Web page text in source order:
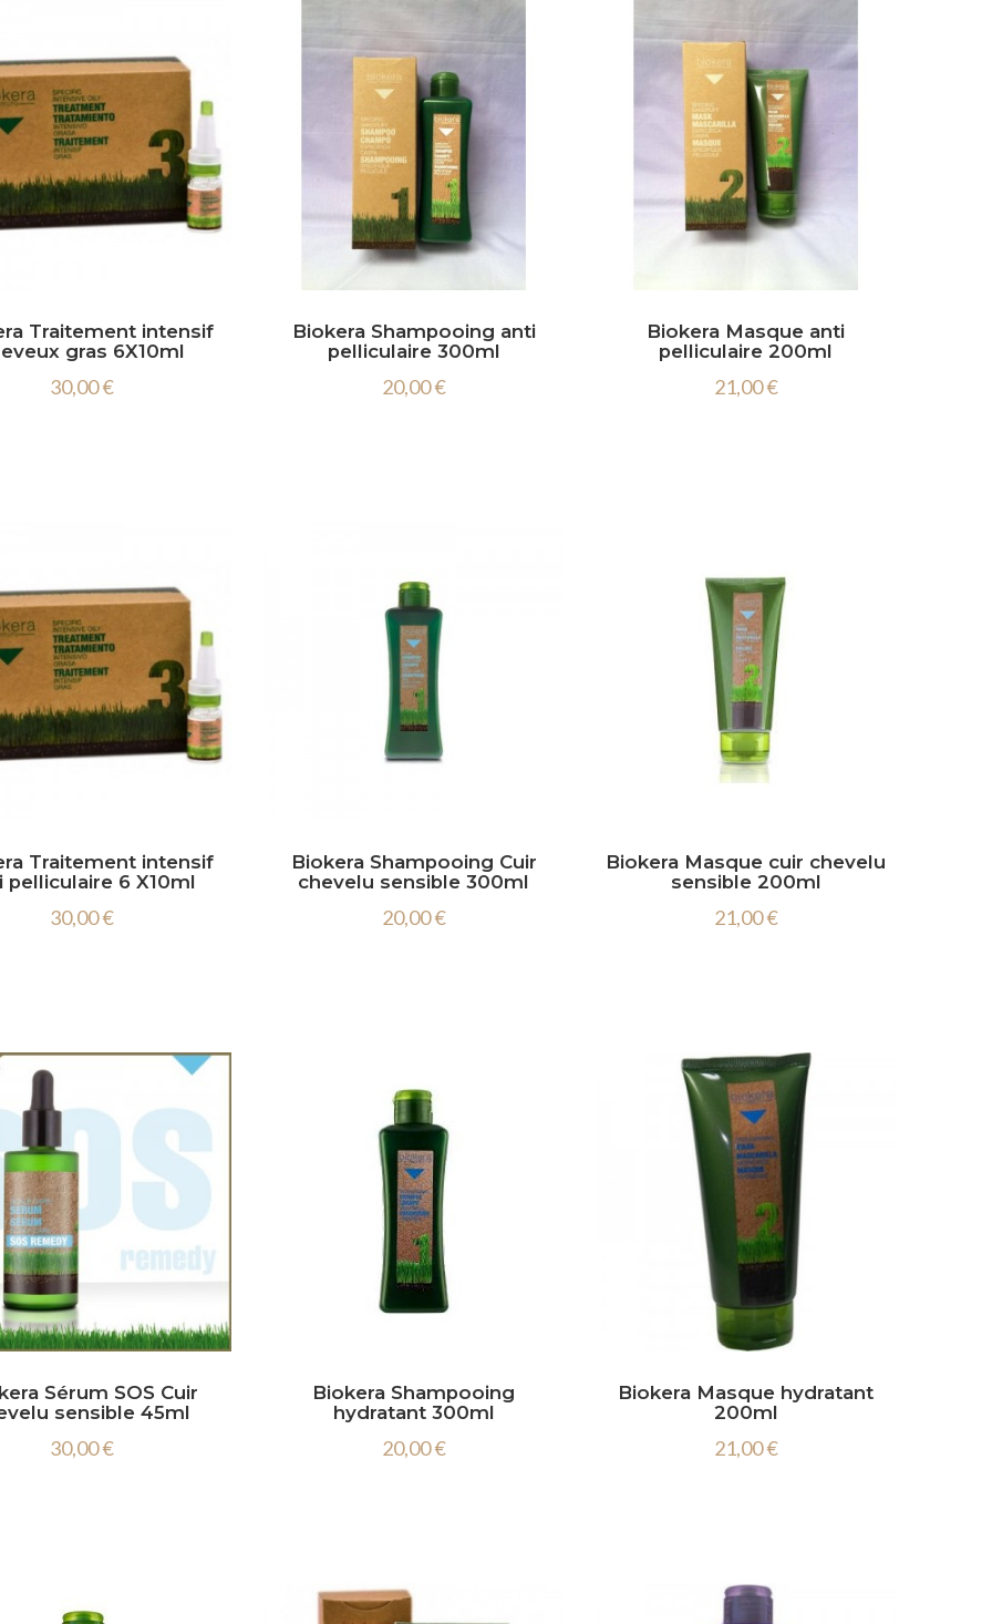

Traitement intensif
gras 6X10ml
30,00 €

Biokera Shampooing anti
pelliculaire 300ml
20,00 €

Biokera Masque anti
pelliculaire 200ml
21,00 €

Traitement intensif
pelliculaire 6 X10ml
30,00 €

Biokera Shampooing Cuir
chevelu sensible 300ml
20,00 €

Biokera Masque cuir chevelu
sensible 200ml
21,00 €

Sérum SOS Cuir
sensible 45ml
30,00 €

Biokera Shampooing
hydratant 300ml
20,00 €

Biokera Masque hydratant
200ml
21,00 €